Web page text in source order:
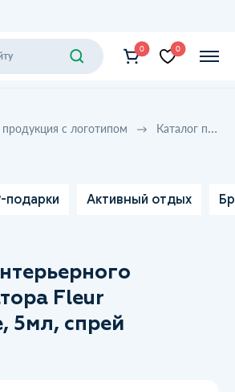
0 0
с логотипом Каталог продукции
подарки Активный отдых
Fleur
5мл, спрей